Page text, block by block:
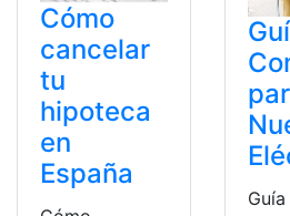
Cómo
cancelar
tu
hipoteca
en
España